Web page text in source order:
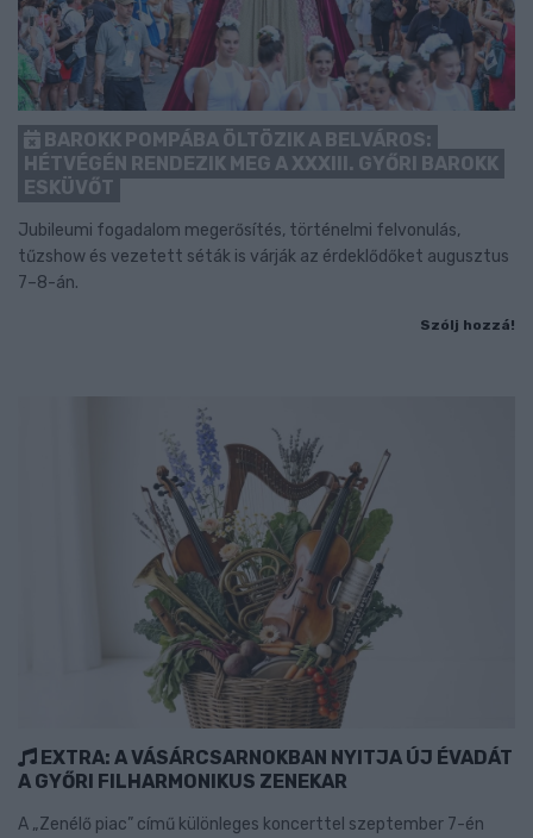
BAROKK POMPÁBA ÖLTÖZIK A BELVÁROS:
HÉTVÉGÉN RENDEZIK MEG A XXXIII. GYŐRI BAROKK
ESKÜVŐT
Jubileumi fogadalom megerősítés, történelmi felvonulás,
tűzshow és vezetett séták is várják az érdeklődőket augusztus
7–8-án.
Szólj hozzá!
EXTRA: A VÁSÁRCSARNOKBAN NYITJA ÚJ ÉVADÁT
A GYŐRI FILHARMONIKUS ZENEKAR
A „Zenélő piac” című különleges koncerttel szeptember 7-én